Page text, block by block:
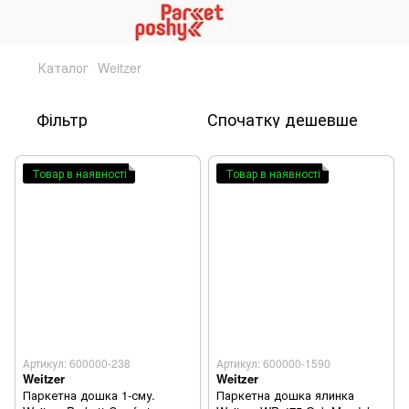
Каталог Weitzer
Фільтр Спочатку дешевше
Товар в наявності
Артикул: 600000-238
Weitzer
Паркетна дошка 1-сму.
Товар в наявності
Артикул: 600000-1590
Weitzer
Паркетна дошка ялинка